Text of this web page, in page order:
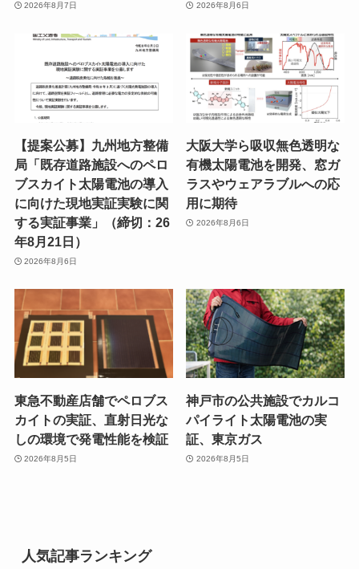
2026年8月7日 2026年8月6日
【提案公募】九州地方整備
局「既存道路施設へのペロ
ブスカイト太陽電池の導入
に向けた現地実証実験に関
する実証事業」（締切：26
年8月21日）
2026年8月6日
大阪大学ら吸収無色透明な
有機太陽電池を開発、窓ガ
ラスやウェアラブルへの応
用に期待
2026年8月6日
東急不動産店舗でペロブス
カイトの実証、直射日光な
しの環境で発電性能を検証
2026年8月5日
神戸市の公共施設でカルコ
パイライト太陽電池の実
証、東京ガス
2026年8月5日
人気記事ランキング